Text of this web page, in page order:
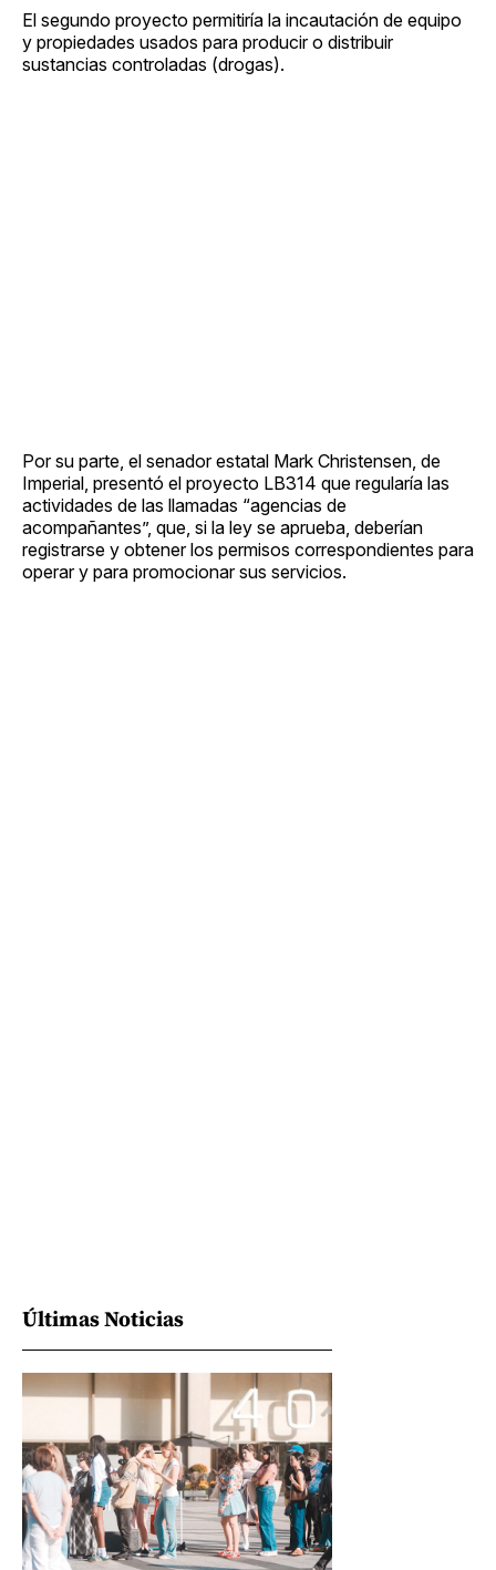
El segundo proyecto permitiría la incautación de equipo
y propiedades usados para producir o distribuir
sustancias controladas (drogas).
Por su parte, el senador estatal Mark Christensen, de
Imperial, presentó el proyecto LB314 que regularía las
actividades de las llamadas “agencias de
acompañantes”, que, si la ley se aprueba, deberían
registrarse y obtener los permisos correspondientes para
operar y para promocionar sus servicios.
Últimas Noticias